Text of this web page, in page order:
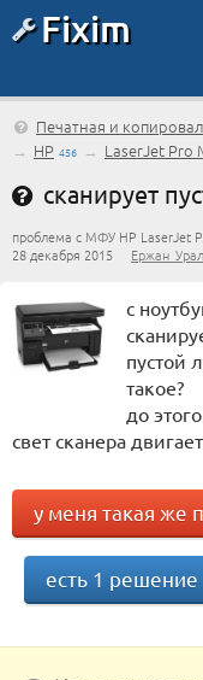
Fixim
Печатная и
→ HP 456 → LaserJet Pro
сканирует
проблема с МФУ HP LaserJet
28 декабря 2015
c
пустой
такое?
до
свет сканера
у меня такая же
есть 1 решение